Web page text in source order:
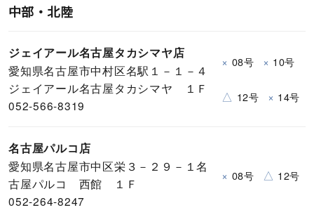
中部・北陸
ジェイアール名古屋タカシマヤ店
愛知県名古屋市中村区名駅１－１－４
ジェイアール名古屋タカシマヤ １Ｆ
052-566-8319
× 08号 × 10号
△ 12号 × 14号
名古屋パルコ店
愛知県名古屋市中区栄３－２９－１名
古屋パルコ 西館 １Ｆ
052-264-8247
× 08号 △ 12号